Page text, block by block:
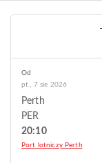
Od
pt., 7 sie 2026
Perth
PER
20:10
Port lotniczy Perth